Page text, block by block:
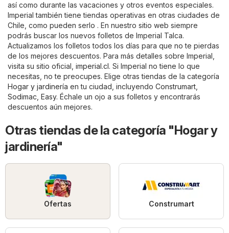
así como durante las vacaciones y otros eventos especiales.
Imperial también tiene tiendas operativas en otras ciudades de
Chile, como pueden serlo . En nuestro sitio web siempre
podrás buscar los nuevos folletos de Imperial Talca.
Actualizamos los folletos todos los días para que no te pierdas
de los mejores descuentos. Para más detalles sobre Imperial,
visita su sitio oficial, imperial.cl. Si Imperial no tiene lo que
necesitas, no te preocupes. Elige otras tiendas de la categoría
Hogar y jardinería en tu ciudad, incluyendo Construmart
Sodimac Easy. Échale un ojo a sus folletos y encontrarás
descuentos aún mejores.
Otras tiendas de la categoría "Hogar y
jardinería"
Ofertas Construmart